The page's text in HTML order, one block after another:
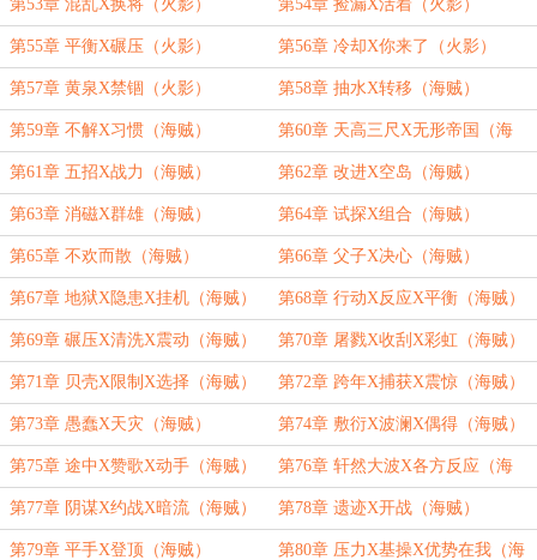
第53章 混乱X换将（火影） 第54章 捡漏X活着（火影）
第55章 平衡X碾压（火影） 第56章 冷却X你来了（火影）
第57章 黄泉X禁锢（火影） 第58章 抽水X转移（海贼）
第59章 不解X习惯（海贼） 第60章 天高三尺X无形帝国（海
贼）
第61章 五招X战力（海贼） 第62章 改进X空岛（海贼）
第63章 消磁X群雄（海贼） 第64章 试探X组合（海贼）
第65章 不欢而散（海贼） 第66章 父子X决心（海贼）
第67章 地狱X隐患X挂机（海贼） 第68章 行动X反应X平衡（海贼）
第69章 碾压X清洗X震动（海贼） 第70章 屠戮X收刮X彩虹（海贼）
第71章 贝壳X限制X选择（海贼） 第72章 跨年X捕获X震惊（海贼）
第73章 愚蠢X天灾（海贼） 第74章 敷衍X波澜X偶得（海贼）
第75章 途中X赞歌X动手（海贼） 第76章 轩然大波X各方反应（海
贼）
第77章 阴谋X约战X暗流（海贼） 第78章 遗迹X开战（海贼）
第79章 平手X登顶（海贼） 第80章 压力X基操X优势在我（海